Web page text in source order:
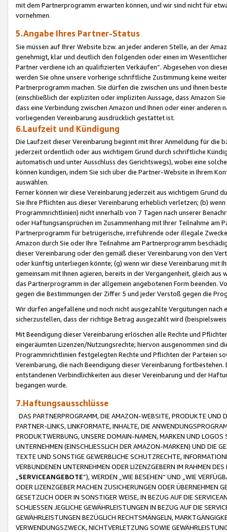
mit dem Partnerprogramm erwarten können, und wir sind nicht für
vornehmen.
5.Angabe Ihres Partner-Status
Sie müssen auf Ihrer Website bzw. an jeder anderen Stelle, an der
genehmigt, klar und deutlich den folgenden oder einen im
Partner verdiene ich an qualifizierten Verkäufen“. Abgesehen von
werden Sie ohne unsere vorherige schriftliche Zustimmung keine
Partnerprogramm machen. Sie dürfen die zwischen uns und Ihnen
(einschließlich der expliziten oder impliziten Aussage, dass Amazon
dass eine Verbindung zwischen Amazon und Ihnen oder einer
vorliegenden Vereinbarung ausdrücklich gestattet ist.
6.Laufzeit und Kündigung
Die Laufzeit dieser Vereinbarung beginnt mit Ihrer Anmeldung für die
jederzeit ordentlich oder aus wichtigem Grund durch schriftliche
automatisch und unter Ausschluss des Gerichtswegs), wobei eine
können kündigen, indem Sie sich über die Partner-Website in Ihrem
auswählen.
Ferner können wir diese Vereinbarung jederzeit aus wichtigem Grund
Sie Ihre Pflichten aus dieser Vereinbarung erheblich verletzen; (b)
Programmrichtlinien) nicht innerhalb von 7 Tagen nach unserer
oder Haftungsansprüchen im Zusammenhang mit Ihrer Teilnahme am
Partnerprogramm für betrügerische, irreführende oder illegale
Amazon durch Sie oder Ihre Teilnahme am Partnerprogramm
dieser Vereinbarung oder den gemäß dieser Vereinbarung von den
oder künftig unterliegen könnte; (g) wenn wir diese Vereinbarung mit
gemeinsam mit Ihnen agieren, bereits in der Vergangenheit, gleich
das Partnerprogramm in der allgemein angebotenen Form beenden.
gegen die Bestimmungen der Ziffer 5 und jeder Verstoß gegen die
Wir dürfen angefallene und noch nicht ausgezahlte Vergütungen
sicherzustellen, dass der richtige Betrag ausgezahlt wird
Mit Beendigung dieser Vereinbarung erlöschen alle Rechte und
eingeräumten Lizenzen/Nutzungsrechte; hiervon ausgenommen sind
Programmrichtlinien festgelegten Rechte und Pflichten der Parteien
Vereinbarung, die nach Beendigung dieser Vereinbarung
entstandenen Verbindlichkeiten aus dieser Vereinbarung und der
begangen wurde.
7.Haftungsausschlüsse
DAS PARTNERPROGRAMM, DIE AMAZON-WEBSITE, PRODUKTE UND
PARTNER-LINKS, LINKFORMATE, INHALTE, DIE
PRODUKTWERBUNG, UNSERE DOMAIN-NAMEN, MARKEN UND
UNTERNEHMEN (EINSCHLIESSLICH DER AMAZON-MARKEN) UND DIE
TEXTE UND SONSTIGE GEWERBLICHE SCHUTZRECHTE,
VERBUNDENEN UNTERNEHMEN ODER LIZENZGEBERN IM RAHMEN
SERVICEANGEBOTE“), WERDEN „WIE BESEHEN“ UND „WIE
ODER LIZENZGEBER MACHEN ZUSICHERUNGEN ODER ÜBERNEHMEN
GESETZLICH ODER IN SONSTIGER WEISE, IN BEZUG AUF DIE
SCHLIESSEN JEGLICHE GEWÄHRLEISTUNGEN IN BEZUG AUF DIE
GEWÄHRLEISTUNGEN BEZÜGLICH RECHTSMÄNGELN,
VERWENDUNGSZWECK, NICHTVERLETZUNG SOWIE